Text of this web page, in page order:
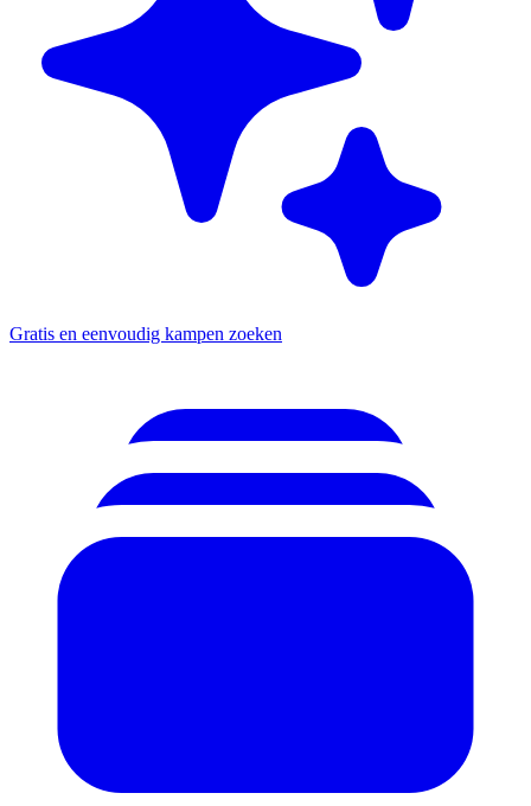
Gratis en eenvoudig kampen zoeken